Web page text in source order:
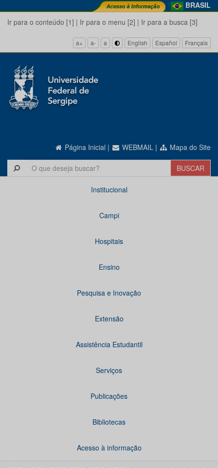
BRASIL
Ir para o conteúdo [1] | Ir para o menu [2] | Ir para a busca [3]
a+ a- a English Español Français
Página Inicial | WEBMAIL | Mapa do Site
Institucional
Campi
Hospitais
Ensino
Pesquisa e Inovação
Extensão
Assistência Estudantil
Serviços
Publicações
Bibliotecas
Acesso à informação